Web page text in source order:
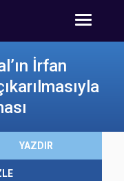
İrfan
YAZDIR